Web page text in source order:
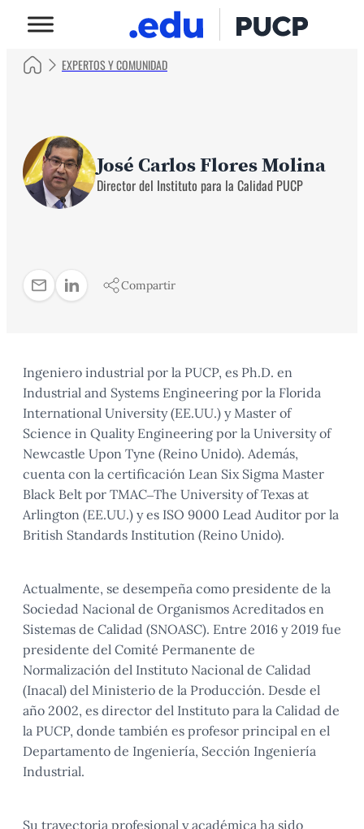
EXPERTOS Y COMUNIDAD
José Carlos Flores Molina
Director del Instituto para la Calidad PUCP
Compartir
Ingeniero industrial por la PUCP, es Ph.D. en
Industrial and Systems Engineering por la Florida
International University (EE.UU.) y Master of
Science in Quality Engineering por la University of
Newcastle Upon Tyne (Reino Unido). Además,
cuenta con la certificación Lean Six Sigma Master
Black Belt por TMAC–The University of Texas at
Arlington (EE.UU.) y es ISO 9000 Lead Auditor por la
British Standards Institution (Reino Unido).
Actualmente, se desempeña como presidente de la
Sociedad Nacional de Organismos Acreditados en
Sistemas de Calidad (SNOASC). Entre 2016 y 2019 fue
presidente del Comité Permanente de
Normalización del Instituto Nacional de Calidad
(Inacal) del Ministerio de la Producción. Desde el
año 2002, es director del Instituto para la Calidad de
la PUCP, donde también es profesor principal en el
Departamento de Ingeniería, Sección Ingeniería
Industrial.
Su trayectoria profesional y académica ha sido